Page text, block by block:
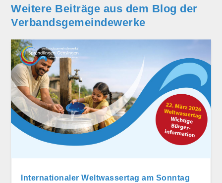
Weitere Beiträge aus dem Blog der
Verbands­gemeinde­werke
Internationaler Weltwassertag am Sonntag